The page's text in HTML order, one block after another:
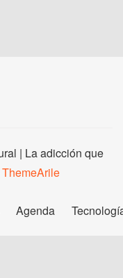
| La adicción que
ThemeArile
Agenda